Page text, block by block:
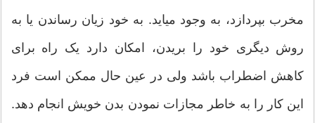
مخرب بپردازد، به وجود میاید. به خود زیان رساندن یا به
روش دیگری خود را بریدن، امکان دارد یک راه برای
کاهش اضطراب باشد ولی در عین حال ممکن است فرد
این کار را به خاطر مجازات نمودن بدن خویش انجام دهد.